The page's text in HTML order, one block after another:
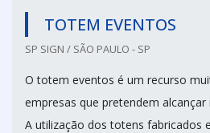
TOTEM EVENTOS
SP SIGN / SÃO PAULO - SP
O totem eventos é um recurso
empresas que pretendem
A utilização dos totens fabricados